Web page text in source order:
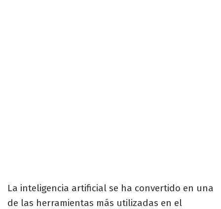
La inteligencia artificial se ha convertido en una
de las herramientas más utilizadas en el